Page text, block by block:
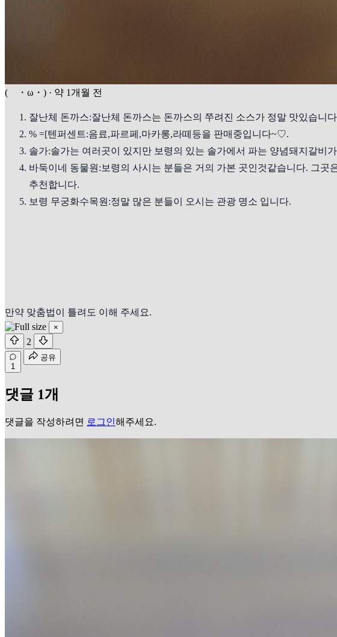
( ・ω・) · 약 1개월 전
잘난체 돈까스:잘난체 돈까스는 돈까스의 쭈려진 소스가 정말 맛있습니
% =[텐퍼센트:음료,파르페,마카롱,라떼등을 판매중입니다~♡.
솔가:솔가는 여러곳이 있지만 보령의 있는 솔가에서 파는 양념돼지갈비
바둑이네 동물원:보령의 사시는 분들은 거의 가본 곳인것같습니다. 그
추천합니다.
보령 무궁화수목원:정말 많은 분들이 오시는 관광 명소 입니다.
만약 맞춤법이 틀려도 이해 주세요.
×
2
1
공유
댓글 1개
댓글을 작성하려면 로그인해주세요.